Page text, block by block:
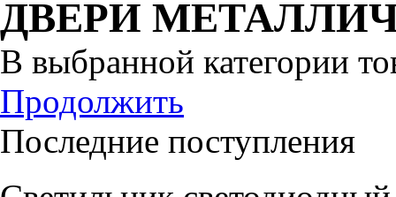
ДВЕРИ
В выбранной категории
Продолжить
Последние поступления